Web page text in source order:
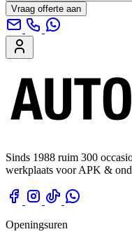
Vraag offerte aan
Sinds 1988 ruim 300
werkplaats voor APK &
Openingsuren